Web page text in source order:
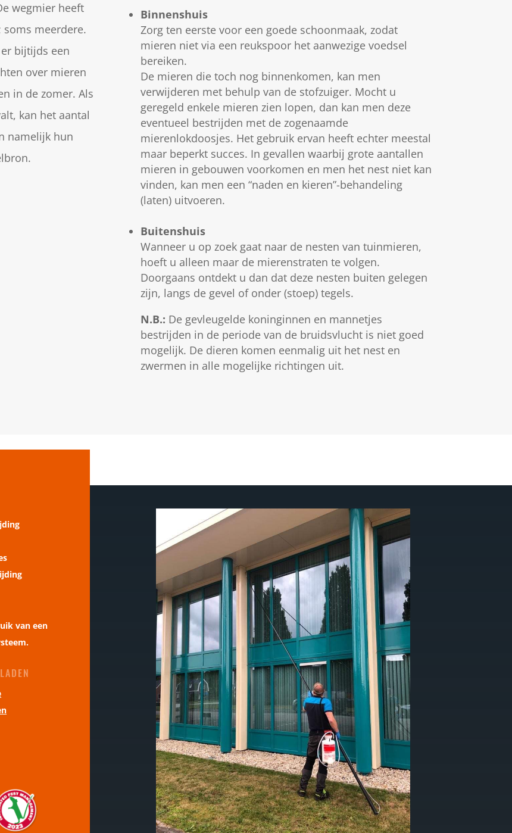
wegmier heeft
meerdere.
bijtijds een
over mieren
in de zomer. Als
kan het aantal
namelijk hun
Binnenshuis
Zorg ten eerste voor een goede schoonmaak, zodat
mieren niet via een reukspoor het aanwezige voedsel
bereiken.
De mieren die toch nog binnenkomen, kan men
verwijderen met behulp van de stofzuiger. Mocht u
geregeld enkele mieren zien lopen, dan kan men deze
eventueel bestrijden met de zogenaamde
mierenlokdoosjes. Het gebruik ervan heeft echter meestal
maar beperkt succes. In gevallen waarbij grote aantallen
mieren in gebouwen voorkomen en men het nest niet kan
vinden, kan men een “naden en kieren”-behandeling
(laten) uitvoeren.
Buitenshuis
Wanneer u op zoek gaat naar de nesten van tuinmieren,
hoeft u alleen maar de mierenstraten te volgen.
Doorgaans ontdekt u dan dat deze nesten buiten gelegen
zijn, langs de gevel of onder (stoep) tegels.
N.B.: De gevleugelde koninginnen en mannetjes
bestrijden in de periode van de bruidsvlucht is niet goed
mogelijk. De dieren komen eenmalig uit het nest en
zwermen in alle mogelijke richtingen uit.
van een